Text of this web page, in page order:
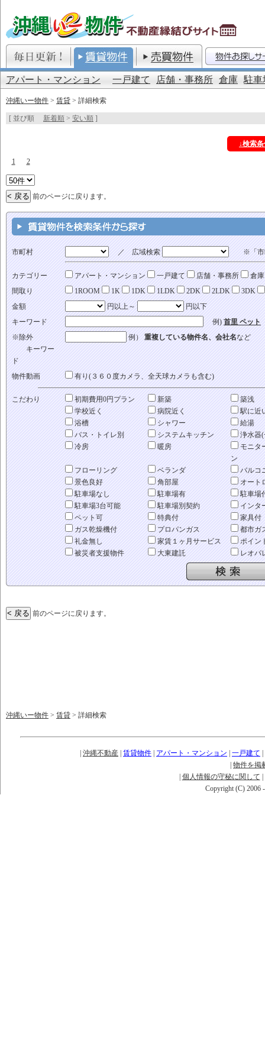
アパート・マンション 一戸建て 店舗・事務所 倉庫 駐車
沖縄いー物件 > 賃貸 > 詳細検索
[ 並び順 新着順 > 安い順 ]
↓検索
1 2
前のページに戻ります。
市町村 ／ 広域検索 ※「市町
カテゴリー アパート・マンション 一戸建て 店舗・事務所
倉庫
間取り
1ROOM 1K 1DK 1LDK 2DK 2LDK
3DK
金額
円以上～
円以下
キーワード
例)首里 ペット
※除外
キーワー
ド
例）重複している物件名、会社名など
物件動画 有り(３６０度カメラ、全天球カメラも含む)
こだわり 初期費用0円プラン 新築
築浅
学校近く
病院近く
駅に近
浴槽
シャワー
給湯
バス・トイレ別
システムキッチン
浄水器(
冷房
暖房
モニタ
ン
フローリング
ベランダ
バルコ
景色良好
角部屋
オート
駐車場なし
駐車場有
駐車場
駐車場3台可能
駐車場別契約
インタ
ペット可
特典付
家具付
ガス乾燥機付
プロパンガス
都市ガ
礼金無し
家賃１ヶ月サービス
ポイン
被災者支援物件
大東建託 レオパ
前のページに戻ります。
沖縄いー物件 > 賃貸 > 詳細検索
沖縄不動産 賃貸物件 アパート・マンション 一戸建て
物件を掲
個人情報の守秘に関して
Copyright (C) 2006